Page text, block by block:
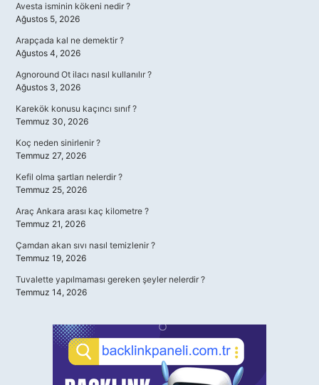
Avesta isminin kökeni nedir ?
Ağustos 5, 2026
Arapçada kal ne demektir ?
Ağustos 4, 2026
Agnoround Ot ilacı nasıl kullanılır ?
Ağustos 3, 2026
Karekök konusu kaçıncı sınıf ?
Temmuz 30, 2026
Koç neden sinirlenir ?
Temmuz 27, 2026
Kefil olma şartları nelerdir ?
Temmuz 25, 2026
Araç Ankara arası kaç kilometre ?
Temmuz 21, 2026
Çamdan akan sıvı nasıl temizlenir ?
Temmuz 19, 2026
Tuvalette yapılmaması gereken şeyler nelerdir ?
Temmuz 14, 2026